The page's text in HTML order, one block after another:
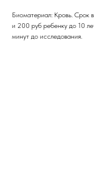
Биоматериал: Кровь. Срок
и 200 руб ребенку до 10
минут до исследования.